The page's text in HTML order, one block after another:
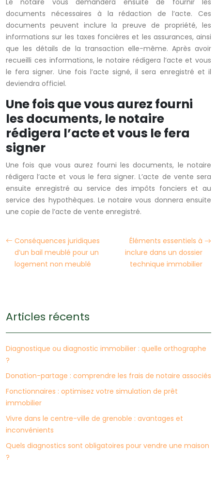
Le notaire vous demandera ensuite de fournir les
documents nécessaires à la rédaction de l’acte. Ces
documents peuvent inclure la preuve de propriété, les
informations sur les taxes foncières et les assurances, ainsi
que les détails de la transaction elle-même. Après avoir
recueilli ces informations, le notaire rédigera l’acte et vous
le fera signer. Une fois l’acte signé, il sera enregistré et il
deviendra officiel.
Une fois que vous aurez fourni
les documents, le notaire
rédigera l’acte et vous le fera
signer
Une fois que vous aurez fourni les documents, le notaire
rédigera l’acte et vous le fera signer. L’acte de vente sera
ensuite enregistré au service des impôts fonciers et au
service des hypothèques. Le notaire vous donnera ensuite
une copie de l’acte de vente enregistré.
Conséquences juridiques
d’un bail meublé pour un
logement non meublé
Éléments essentiels à
inclure dans un dossier
technique immobilier
Articles récents
Diagnostique ou diagnostic immobilier : quelle orthographe
?
Donation-partage : comprendre les frais de notaire associés
Fonctionnaires : optimisez votre simulation de prêt
immobilier
Vivre dans le centre-ville de grenoble : avantages et
inconvénients
Quels diagnostics sont obligatoires pour vendre une maison
?